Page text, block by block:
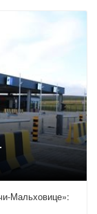
Мальховице»: